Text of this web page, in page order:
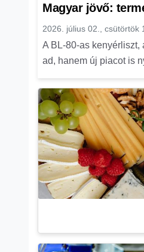
Magyar jövő:
2026. július 02., csütörtök
A BL-80-as kenyérliszt,
ad, hanem új piacot is